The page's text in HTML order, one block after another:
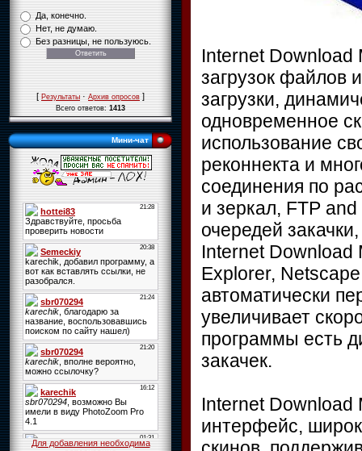
Да, конечно.
Нет, не думаю.
Без разницы, не пользуюсь.
[Результаты·Архив опросов]
Всего ответов:1413
Мини-чат
Для добавления необходима
Internet Download
загрузок файлов
загрузки,
одновременное
использование
реконнекта и
соединения по
и зеркал, FTP
очередей
Internet Download
Explorer,
автоматически
увеличивает
программы есть
закачек.
Internet Download
интерфейс,